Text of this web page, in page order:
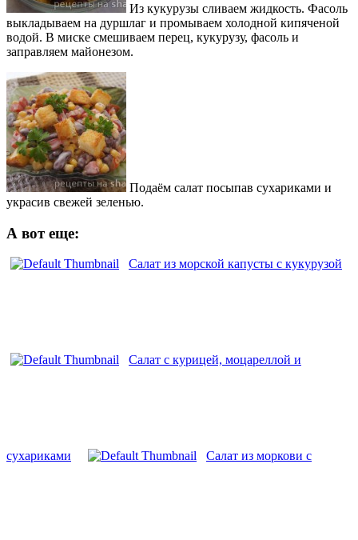
Из кукурузы сливаем жидкость. Фасоль
выкладываем на дуршлаг и промываем холодной кипяченой
водой. В миске смешиваем перец, кукурузу, фасоль и
заправляем майонезом.
Подаём салат посыпав сухариками и
украсив свежей зеленью.
А вот еще:
Салат из морской капусты с кукурузой
Салат с курицей, моцареллой и
сухариками Салат из моркови с